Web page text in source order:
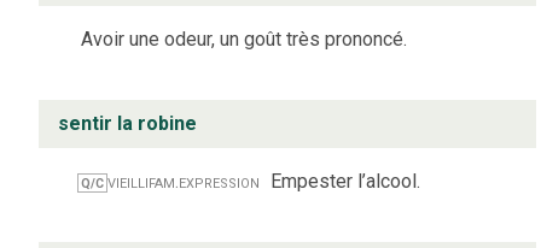
Avoir une odeur, un goût très prononcé.
sentir la robine
Q/C vieillifam.expression Empester l’alcool.